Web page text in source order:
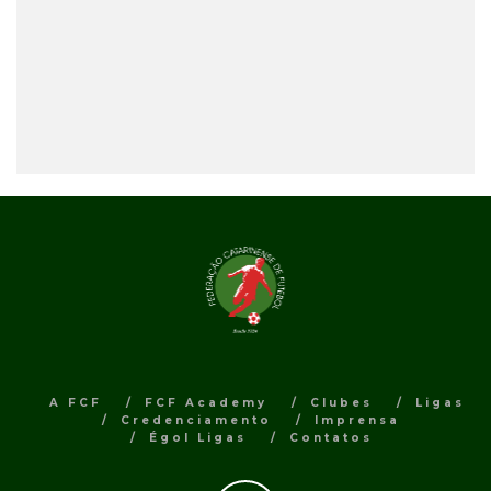
A FCF FCF Academy Clubes
Ligas
Credenciamento
Imprensa
Égol Ligas
Contatos